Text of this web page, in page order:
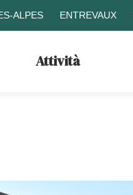
ALPES ENTREVAUX
Attività